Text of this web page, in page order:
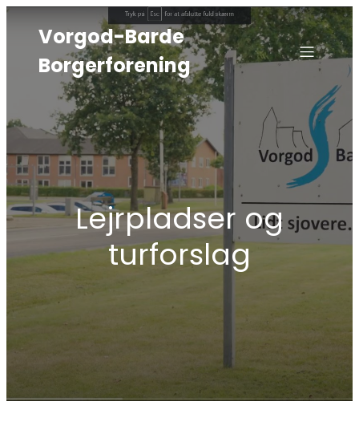
Vorgod-Barde
Borgerforening
Lejrpladser og
turforslag